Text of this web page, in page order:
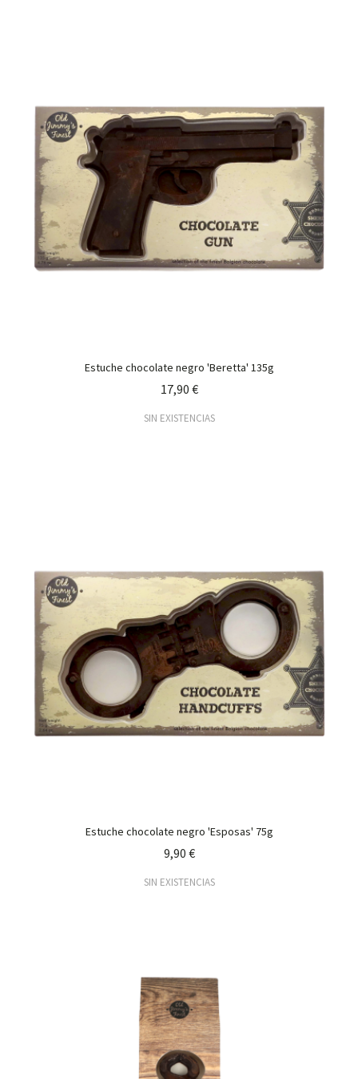
Estuche chocolate negro 'Beretta' 135g
17,90 €
SIN EXISTENCIAS
Estuche chocolate negro 'Esposas' 75g
9,90 €
SIN EXISTENCIAS